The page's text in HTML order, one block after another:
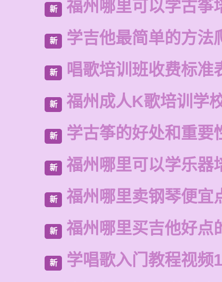
新 福州哪里可以学古筝
新 学吉他最简单的方法
新 唱歌培训班收费标准
新 福州成人K歌培训学
新 学古筝的好处和重要
新 福州哪里可以学乐器
新 福州哪里卖钢琴便宜
新 福州哪里买吉他好点
新 学唱歌入门教程视频